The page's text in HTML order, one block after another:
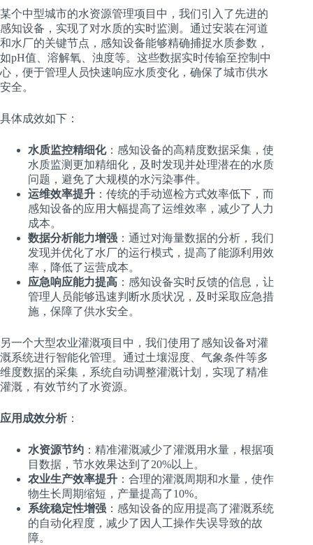
某个中型城市的水资源管理项目中，我们引入了先进的
感知设备，实现了对水质的实时监测。通过安装在河道
和水厂的关键节点，感知设备能够精确捕捉水质参数，
如pH值、溶解氧、浊度等。这些数据实时传输至控制中
心，便于管理人员快速响应水质变化，确保了城市供水
安全。
具体成效如下：
水质监控精细化：感知设备的高精度数据采集，使
水质监测更加精细化，及时发现并处理潜在的水质
问题，避免了大规模的水污染事件。
运维效率提升 ：传统的手动巡检方式效率低下，而
感知设备的应用大幅提高了运维效率，减少了人力
成本。
数据分析能力增强 ：通过对海量数据的分析，我们
发现并优化了水厂的运行模式，提高了能源利用效
率，降低了运营成本。
应急响应能力提高 ：感知设备实时反馈的信息，让
管理人员能够迅速判断水质状况，及时采取应急措
施，保障了供水安全。
另一个大型农业灌溉项目中，我们使用了感知设备对灌
溉系统进行智能化管理。通过土壤湿度、气象条件等多
维度数据的采集，系统自动调整灌溉计划，实现了精准
灌溉，有效节约了水资源。
应用成效分析：
水资源节约 ：精准灌溉减少了灌溉用水量，根据项
目数据，节水效果达到了20%以上。
农业生产效率提升 ：合理的灌溉周期和水量，使作
物生长周期缩短，产量提高了10%。
系统稳定性增强 ：感知设备的应用提高了灌溉系统
的自动化程度，减少了因人工操作失误导致的故
障。